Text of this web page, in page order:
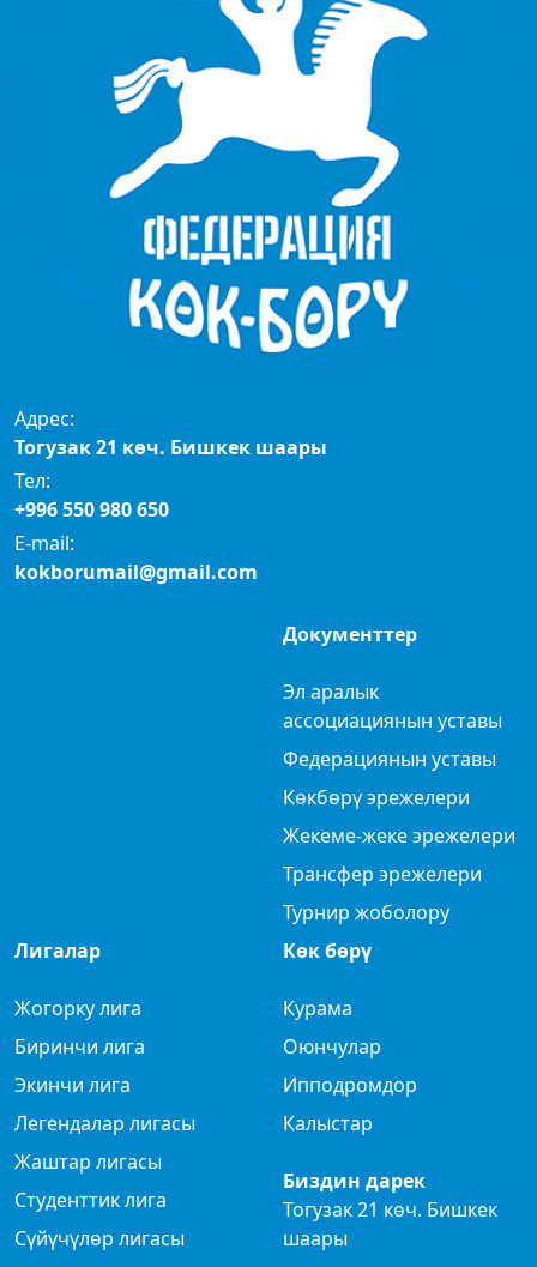
Адрес:
Тогузак 21 көч. Бишкек шаары
Тел:
+996 550 980 650
E-mail:
kokborumail@gmail.com
Документтер
Эл аралык
ассоциациянын уставы
Федерациянын уставы
Көкбөрү эрежелери
Жекеме-жеке эрежелери
Трансфер эрежелери
Турнир жоболору
Лигалар
Жогорку лига
Биринчи лига
Экинчи лига
Легендалар лигасы
Жаштар лигасы
Студенттик лига
Сүйүчүлөр лигасы
Көк бөрү
Курама
Оюнчулар
Ипподромдор
Калыстар
Биздин дарек
Тогузак 21 көч. Бишкек
шаары